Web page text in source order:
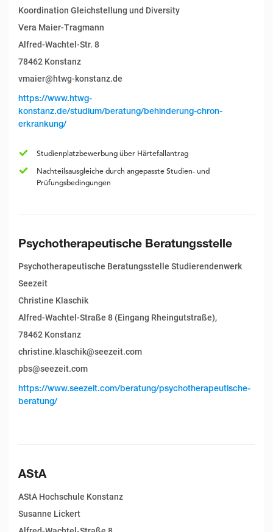
Koordination Gleichstellung und Diversity
Vera Maier-Tragmann
Alfred-Wachtel-Str. 8
78462 Konstanz
vmaier@htwg-konstanz.de
https://www.htwg-
konstanz.de/studium/beratung/behinderung-chron-
erkrankung/
Studienplatzbewerbung über Härtefallantrag
Nachteilsausgleiche durch angepasste Studien- und
Prüfungsbedingungen
Psychotherapeutische Beratungsstelle
Psychotherapeutische Beratungsstelle Studierendenwerk
Seezeit
Christine Klaschik
Alfred-Wachtel-Straße 8 (Eingang Rheingutstraße),
78462 Konstanz
christine.klaschik@seezeit.com
pbs@seezeit.com
https://www.seezeit.com/beratung/psychotherapeutische-
beratung/
AStA
AStA Hochschule Konstanz
Susanne Lickert